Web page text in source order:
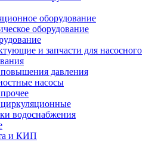
оборудование
оборудование
и запчасти для насосного
давления
насосы
водоснабжения
и КИП